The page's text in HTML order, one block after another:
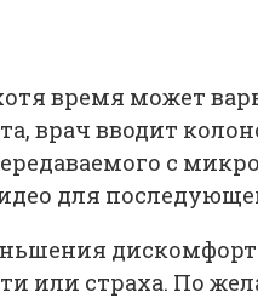
время может
вводит
с
для
или страха. По